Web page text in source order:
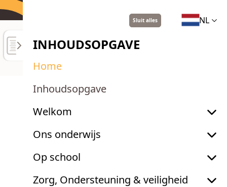
SCHOOLGIDS 2025-2026
Sluit alles NL
INHOUDSOPGAVE
Home
Inhoudsopgave
Welkom
Ons onderwijs
Op school
Zorg, Ondersteuning & veiligheid
ISE Nederlands
Tweetalige Afdeling